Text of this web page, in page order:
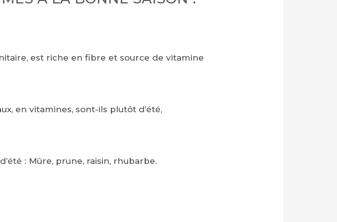
est riche en fibre et source de vitamine
en vitamines, sont-ils plutôt d’été,
: Mûre, prune, raisin, rhubarbe.